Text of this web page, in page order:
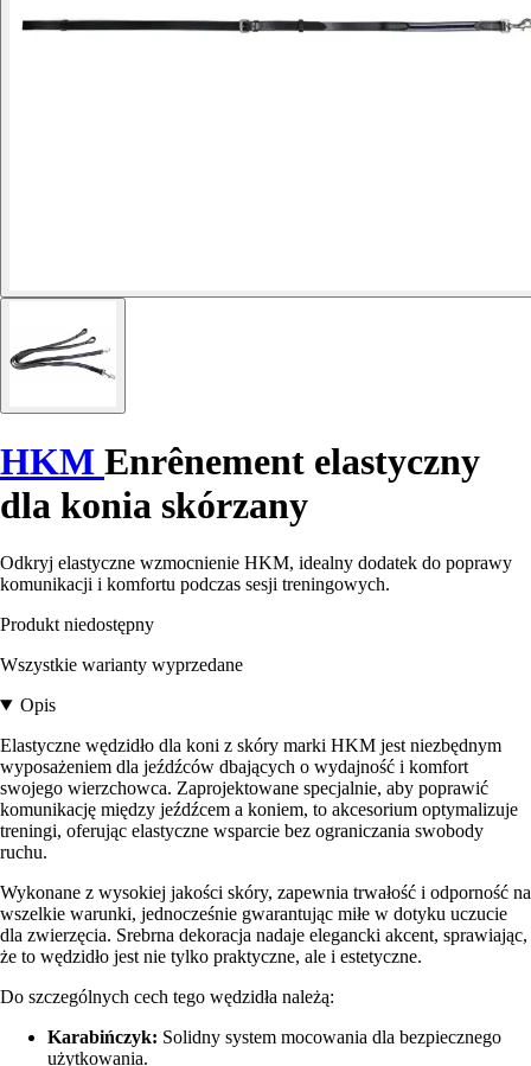
HKM Enrênement elastyczny
dla konia skórzany
Odkryj elastyczne wzmocnienie HKM, idealny dodatek do poprawy
komunikacji i komfortu podczas sesji treningowych.
Produkt niedostępny
Wszystkie warianty wyprzedane
Opis
Elastyczne wędzidło dla koni z skóry marki HKM jest niezbędnym
wyposażeniem dla jeźdźców dbających o wydajność i komfort
swojego wierzchowca. Zaprojektowane specjalnie, aby poprawić
komunikację między jeźdźcem a koniem, to akcesorium optymalizuje
treningi, oferując elastyczne wsparcie bez ograniczania swobody
ruchu.
Wykonane z wysokiej jakości skóry, zapewnia trwałość i odporność na
wszelkie warunki, jednocześnie gwarantując miłe w dotyku uczucie
dla zwierzęcia. Srebrna dekoracja nadaje elegancki akcent, sprawiając,
że to wędzidło jest nie tylko praktyczne, ale i estetyczne.
Do szczególnych cech tego wędzidła należą:
Karabińczyk: Solidny system mocowania dla bezpiecznego
użytkowania.